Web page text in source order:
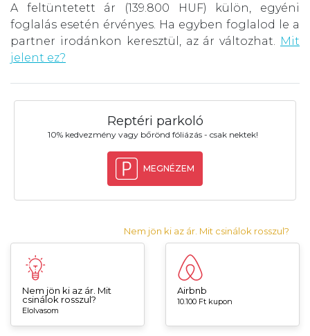
A feltüntetett ár (139.800 HUF) külön, egyéni
foglalás esetén érvényes. Ha egyben foglalod le a
partner irodánkon keresztül, az ár változhat.
Mit
jelent ez?
Reptéri parkoló
10% kedvezmény vagy bőrönd fóliázás - csak nektek!
MEGNÉZEM
Nem jön ki az ár. Mit csinálok rosszul?
Nem jön ki az ár. Mit
csinálok rosszul?
Elolvasom
Airbnb
10.100 Ft kupon